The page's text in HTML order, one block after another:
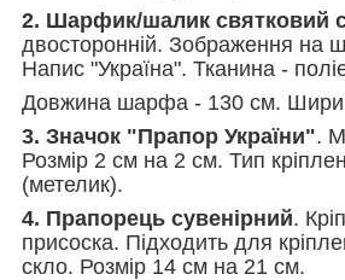
2. Шарфик/шалик святковий
двосторонній. Зображення на
Напис "Україна". Тканина -
Довжина шарфа - 130 см.
3. Значок "Прапор України".
Розмір 2 см на 2 см. Тип
(метелик).
4. Прапорець сувенірний.
присоска. Підходить для
скло. Розмір 14 см на 21 см.